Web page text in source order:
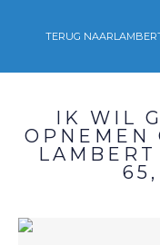
TERUG NAAR
IK WIL
OPNEMEN